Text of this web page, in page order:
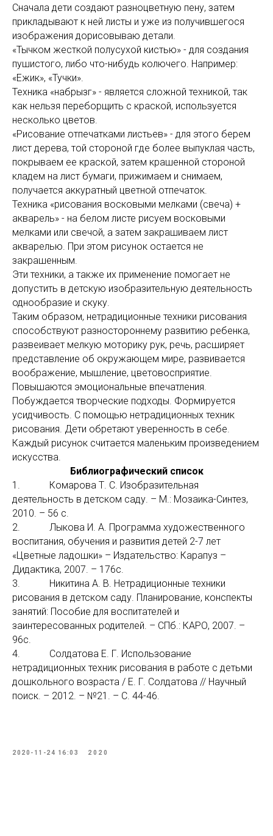
Сначала дети создают разноцветную пену, затем
прикладывают к ней листы и уже из получившегося
изображения дорисовываю детали.
«Тычком жесткой полусухой кистью» - для создания
пушистого, либо что-нибудь колючего. Например:
«Ежик», «Тучки».
Техника «набрызг» - является сложной техникой, так
как нельзя переборщить с краской, используется
несколько цветов.
«Рисование отпечатками листьев» - для этого берем
лист дерева, той стороной где более выпуклая часть,
покрываем ее краской, затем крашенной стороной
кладем на лист бумаги, прижимаем и снимаем,
получается аккуратный цветной отпечаток.
Техника «рисования восковыми мелками (свеча) +
акварель» - на белом листе рисуем восковыми
мелками или свечой, а затем закрашиваем лист
акварелью. При этом рисунок остается не
закрашенным.
Эти техники, а также их применение помогает не
допустить в детскую изобразительную деятельность
однообразие и скуку.
Таким образом, нетрадиционные техники рисования
способствуют разностороннему развитию ребенка,
развеивает мелкую моторику рук, речь, расширяет
представление об окружающем мире, развивается
воображение, мышление, цветовосприятие.
Повышаются эмоциональные впечатления.
Побуждается творческие подходы. Формируется
усидчивость. С помощью нетрадиционных техник
рисования. Дети обретают уверенность в себе.
Каждый рисунок считается маленьким произведением
искусства.
Библиографический список
1. Комарова Т. С. Изобразительная
деятельность в детском саду. – М.: Мозаика-Синтез,
2010. – 56 с.
2. Лыкова И. А. Программа художественного
воспитания, обучения и развития детей 2-7 лет
«Цветные ладошки» – Издательство: Карапуз –
Дидактика, 2007. – 176с.
3. Никитина А. В. Нетрадиционные техники
рисования в детском саду. Планирование, конспекты
занятий: Пособие для воспитателей и
заинтересованных родителей. – СПб.: КАРО, 2007. –
96с.
4. Солдатова Е. Г. Использование
нетрадиционных техник рисования в работе с детьми
дошкольного возраста / Е. Г. Солдатова // Научный
поиск. – 2012. – №21. – С. 44-46.
2020-11-24 16:03 2020